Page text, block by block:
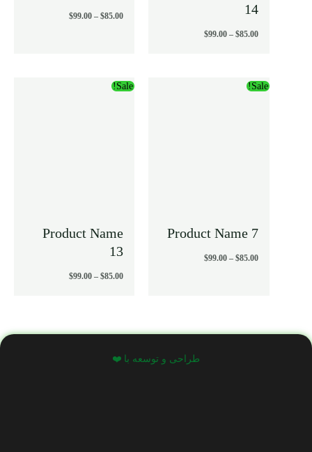
14
$85.00
–
$99.00
$85.00
–
$99.00
Sale!
Product Name 7
$85.00
–
$99.00
Sale!
Product Name
13
$85.00
–
$99.00
طراحی و توسعه با ❤️